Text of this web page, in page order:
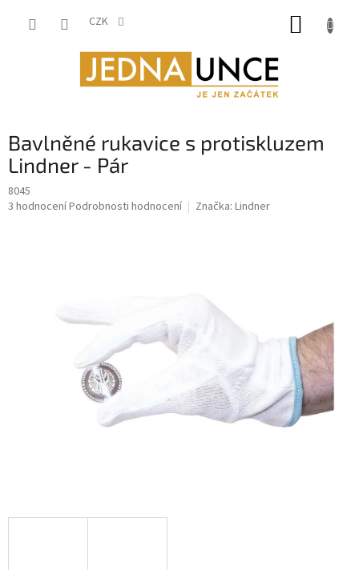
CZK
Bavlněné rukavice s protiskluzem
Lindner - Pár
8045
Průměrné
3 hodnoceníPodrobnosti hodnocení Značka: Lindner